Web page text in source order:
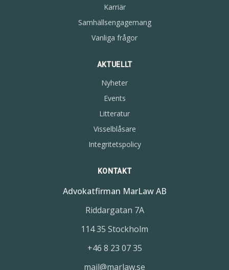
Karriär
Samhällsengagemang
Vanliga frågor
AKTUELLT
Nyheter
Events
Litteratur
Visselblåsare
Integritetspolicy
KONTAKT
Advokatfirman MarLaw AB
Riddargatan 7A
114 35 Stockholm
+46 8 23 07 35
mail@marlaw.se